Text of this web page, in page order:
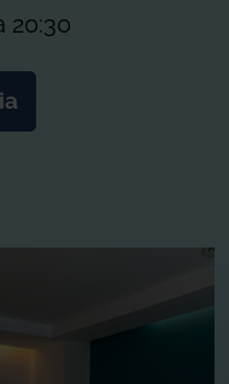
20:30